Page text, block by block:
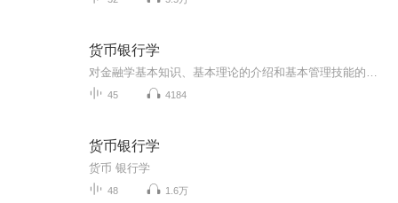
货币银行学
45 4184
货币银行学
货币 银行学
48 1.6万